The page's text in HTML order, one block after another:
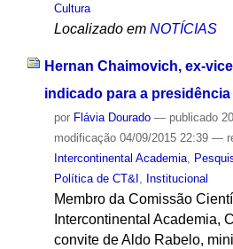
Cultura
Localizado em NOTÍCIAS
Hernan Chaimovich, ex-
indicado para a presidência
por Flávia Dourado — publicado
modificação04/09/2015 22:39 —
Intercontinental Academia,
Política de CT&I , Institucional
Membro da Comissão
Intercontinental Academia,
convite de Aldo Rabelo,